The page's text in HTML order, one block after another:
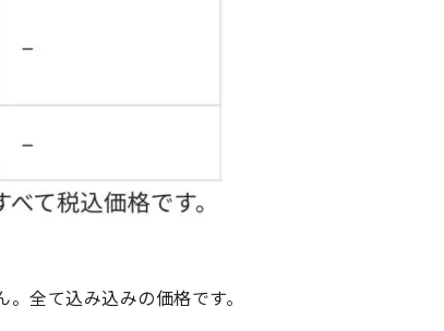
全て込み込みの価格です。